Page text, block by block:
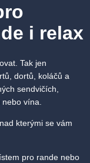
i relax
Tak jen
dortů, koláčů a
sendvičích,
nebo vína.
kterými se vám
pro rande nebo